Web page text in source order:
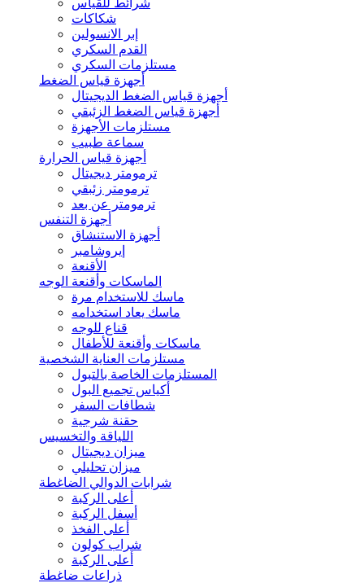
شرائط للقياس
شكاكات
إبر الانسولين
القدم السكري
مستلزمات السكري
أجهزة قياس الضغط
أجهزة قياس الضغط الديجيتال
أجهزة قياس الضغط الزئبقي
مستلزمات الأجهزة
سماعة طبيب
أجهزة قياس الحرارة
ترمومتر ديجيتال
ترمومتر زئبقي
ترمومتر عن بعد
أجهزة التنفس
أجهزة الاستنشاق
إيروشامبر
الأقنعة
الماسكات وأقنعة الوجه
ماسك للاستخدام مرة
ماسك يعاد استخدامه
قناع للوجه
ماسكات وأقنعة للأطفال
مستلزمات العناية الشخصية
المستلزمات الخاصة بالتبول
أكياس تجميع البول
شطافات السفر
حقنة شرجية
اللياقة والتخسيس
ميزان ديجيتال
ميزان تحليلي
شرابات الدوالي الضاغطة
أعلى الركبة
أسفل الركبة
أعلى الفخذ
شراب كولون
أعلى الركبة
ذراعات ضاغطة